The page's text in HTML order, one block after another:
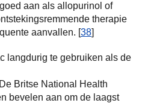
aan als allopurinol of
therapie
aanvallen. [38]
langdurig te gebruiken als de
Britse National Health
bevelen aan om de laagst